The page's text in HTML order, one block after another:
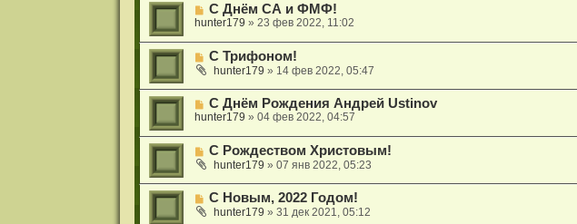
С Днём СА и ФМФ!
hunter179 » 23 фев 2022, 11:02
С Трифоном!
hunter179 » 14 фев 2022, 05:47
С Днём Рождения Андрей Ustinov
hunter179 » 04 фев 2022, 04:57
С Рождеством Христовым!
hunter179 » 07 янв 2022, 05:23
С Новым, 2022 Годом!
hunter179 » 31 дек 2021, 05:12